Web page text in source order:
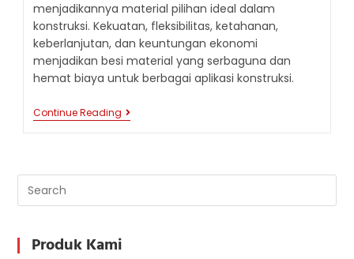
menjadikannya material pilihan ideal dalam
konstruksi. Kekuatan, fleksibilitas, ketahanan,
keberlanjutan, dan keuntungan ekonomi
menjadikan besi material yang serbaguna dan
hemat biaya untuk berbagai aplikasi konstruksi.
Continue Reading KEUNTUNGAN
MENGGUNAKAN
Produk Kami